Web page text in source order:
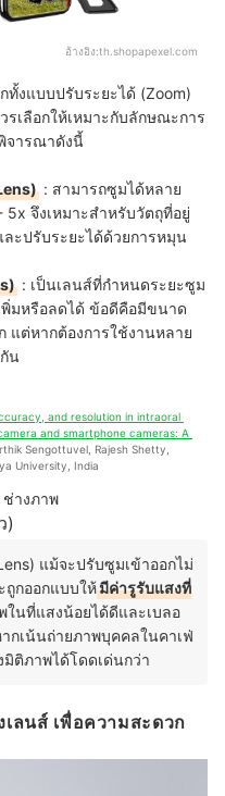
อ้างอิง:th.shopapexel.com
ทั้งแบบปรับระยะได้ (Zoom)
เลือกให้เหมาะกับลักษณะการ
จารณาดังนี้
: สามารถซูมได้หลาย
5x จึงเหมาะสำหรับวัตถุที่อยู่
ะปรับระยะได้ด้วยการหมุน
: เป็นเลนส์ที่กำหนดระยะซูม
พิ่มหรือลดได้ ข้อดีคือมีขนาด
แต่หากต้องการใช้งานหลาย
น
and resolution in intraoral
and smartphone cameras: A
Sengottuvel, Rajesh Shetty,
University, India
างภาพ
)
แม้จะปรับซูมเข้าออกไม่
กออกแบบให้มีค่ารูรับแสงที่
ในที่แสงน้อยได้ดีและเบลอ
กเน้นถ่ายภาพบุคคลในคาเฟ่
มิติภาพได้โดดเด่นกว่า
ลนส์ เพื่อความสะดวก